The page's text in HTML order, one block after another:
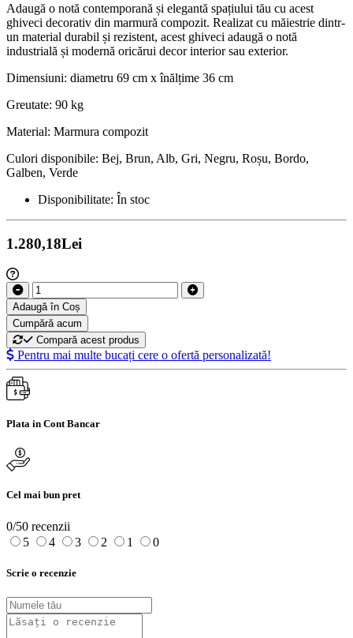
Adaugă o notă contemporană și elegantă spațiului tău cu acest
ghiveci decorativ din marmură compozit. Realizat cu măiestrie dintr-
un material durabil și rezistent, acest ghiveci adaugă o notă
industrială și modernă oricărui decor interior sau exterior.
Dimensiuni: diametru 69 cm x înălțime 36 cm
Greutate: 90 kg
Material: Marmura compozit
Culori disponibile: Bej, Brun, Alb, Gri, Negru, Roșu, Bordo,
Galben, Verde
Disponibilitate: În stoc
1.280,18Lei
Adaugă în Coș
Cumpără acum
Compară acest produs
Pentru mai multe bucați cere o ofertă personalizată!
Plata in Cont Bancar
Cel mai bun pret
0/50 recenzii
5
4 3 2 1 0
Scrie o recenzie